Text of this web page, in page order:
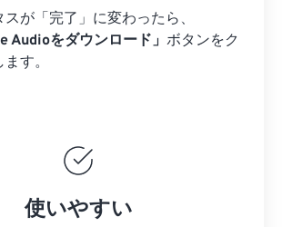
が「完了」に変わったら、
Audioをダウンロード」 ボタンをク
す。
使いやすい